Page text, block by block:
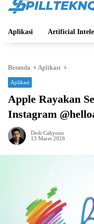
Aplikasi Artificial
Beranda Aplikasi
Aplikasi
Apple Rayakan
Instagram
Dedi Cahyono
13 Maret 2026